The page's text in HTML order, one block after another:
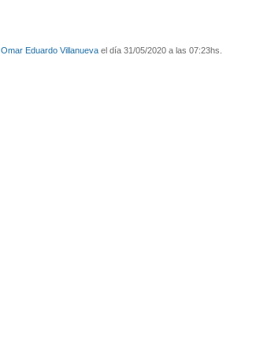
Omar Eduardo Villanueva el día 31/05/2020 a las 07:23hs.